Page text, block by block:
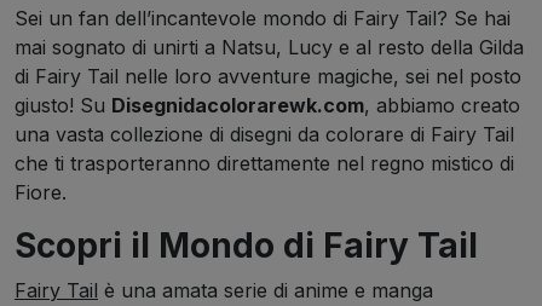
Sei un fan dell’incantevole mondo di Fairy Tail? Se hai
mai sognato di unirti a Natsu, Lucy e al resto della Gilda
di Fairy Tail nelle loro avventure magiche, sei nel posto
giusto! Su Disegnidacolorarewk.com, abbiamo creato
una vasta collezione di disegni da colorare di Fairy Tail
che ti trasporteranno direttamente nel regno mistico di
Fiore.
Scopri il Mondo di Fairy Tail
Fairy Tail è una amata serie di anime e manga